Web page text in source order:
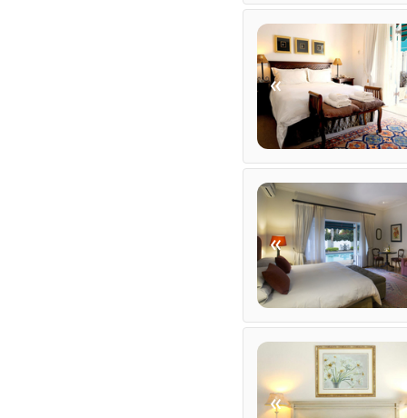
INTERNET
Kostenloses Wi-Fi
TRANSFERS
Flughafentransfers
«
«
«